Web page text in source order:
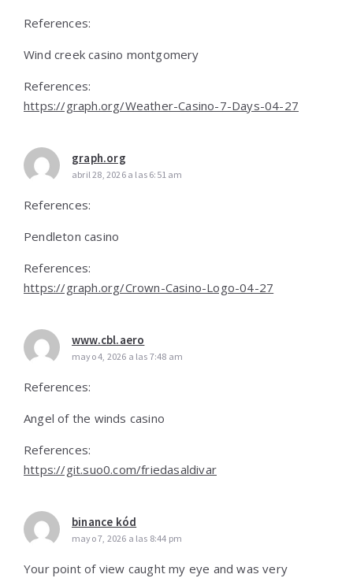
References:
Wind creek casino montgomery
References:
https://graph.org/Weather-Casino-7-Days-04-27
graph.org
abril 28, 2026 a las 6:51 am
References:
Pendleton casino
References:
https://graph.org/Crown-Casino-Logo-04-27
www.cbl.aero
mayo 4, 2026 a las 7:48 am
References:
Angel of the winds casino
References:
https://git.suo0.com/friedasaldivar
binance kód
mayo 7, 2026 a las 8:44 pm
Your point of view caught my eye and was very